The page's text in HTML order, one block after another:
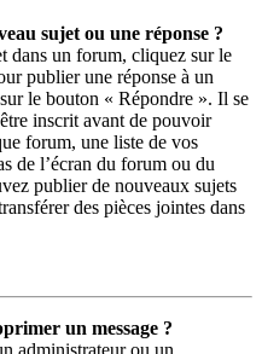
sujet ou une réponse ?
dans un forum, cliquez sur le
publier une réponse à un
le bouton « Répondre ». Il se
inscrit avant de pouvoir
forum, une liste de vos
de l’écran du forum ou du
publier de nouveaux sujets
des pièces jointes dans
un message ?